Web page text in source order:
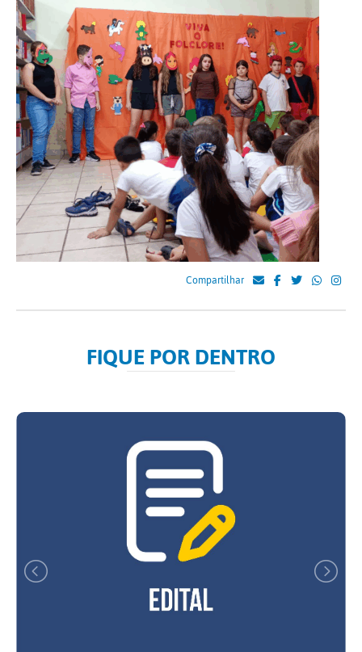
Compartilhar
FIQUE POR DENTRO